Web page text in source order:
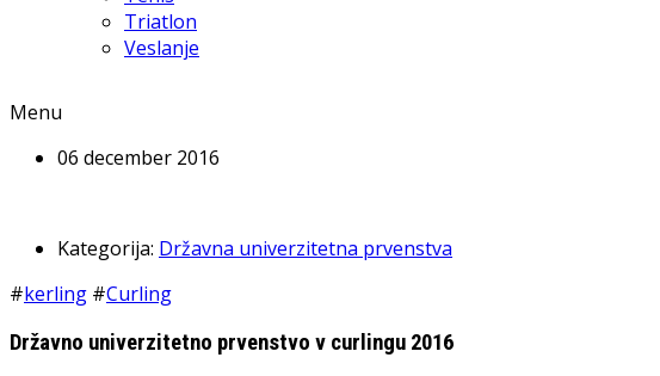
Triatlon
Veslanje
Menu
06 december 2016
Kategorija: Državna univerzitetna prvenstva
#kerling #Curling
Državno univerzitetno prvenstvo v curlingu 2016